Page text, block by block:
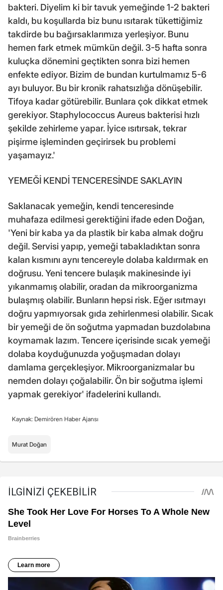
bakteri. Diyelim ki bir tavuk yemeğinde 1-2 bakteri
kaldı, bu koşullarda biz bunu ısıtarak tükettiğimiz
takdirde bu bağırsaklarımıza yerleşiyor. Bunu
hemen fark etmek mümkün değil. 3-5 hafta sonra
kuluçka dönemini geçtikten sonra bizi hemen
enfekte ediyor. Bizim de bundan kurtulmamız 5-6
ayı buluyor. Bu bir kronik rahatsızlığa dönüşebilir.
Tifoya kadar götürebilir. Bunlara çok dikkat etmek
gerekiyor. Staphylococcus Aureus bakterisi hızlı
şekilde zehirleme yapar. İyice ısıtırsak, tekrar
pişirme işleminden geçirirsek bu problemi
yaşamayız.'
YEMEĞİ KENDİ TENCERESİNDE SAKLAYIN
Saklanacak yemeğin, kendi tenceresinde
muhafaza edilmesi gerektiğini ifade eden Doğan,
'Yeni bir kaba ya da plastik bir kaba almak doğru
değil. Servisi yapıp, yemeği tabakladıktan sonra
kalan kısmını aynı tencereyle dolaba kaldırmak en
doğrusu. Yeni tencere bulaşık makinesinde iyi
yıkanmamış olabilir, oradan da mikroorganizma
bulaşmış olabilir. Bunların hepsi risk. Eğer ısıtmayı
doğru yapmıyorsak gıda zehirlenmesi olabilir. Sıcak
bir yemeği de ön soğutma yapmadan buzdolabına
koymamak lazım. Tencere içerisinde sıcak yemeği
dolaba koyduğunuzda yoğuşmadan dolayı
damlama gerçekleşiyor. Mikroorganizmalar bu
nemden dolayı çoğalabilir. Ön bir soğutma işlemi
yapmak gerekiyor' ifadelerini kullandı.
Kaynak: Demirören Haber Ajansı
Murat Doğan